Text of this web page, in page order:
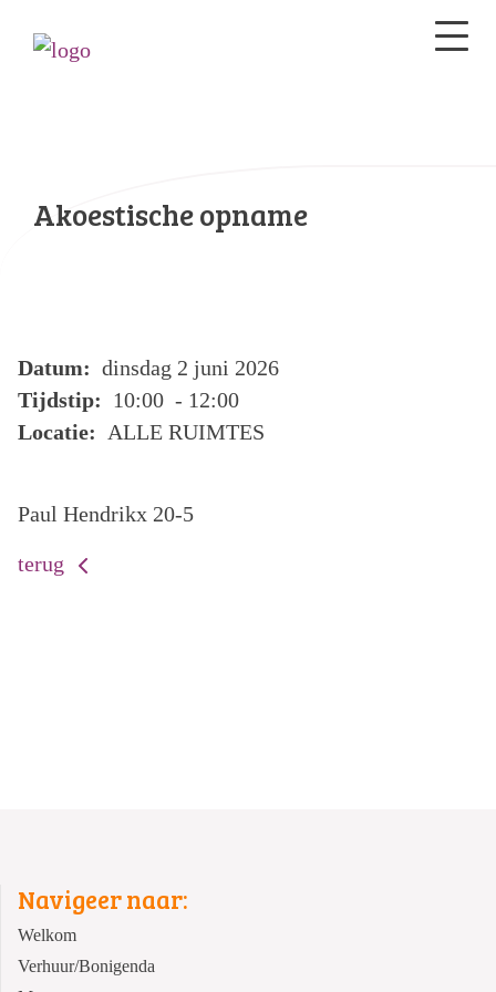
Akoestische opname
Datum: dinsdag 2 juni 2026
Tijdstip: 10:00 - 12:00
Locatie:
ALLE RUIMTES
Paul Hendrikx 20-5
terug
Navigeer naar:
Welkom
Verhuur/Bonigenda